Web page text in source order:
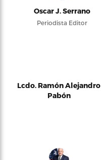
Oscar J. Serrano
Periodista Editor
Lcdo. Ramón Alejandro
Pabón